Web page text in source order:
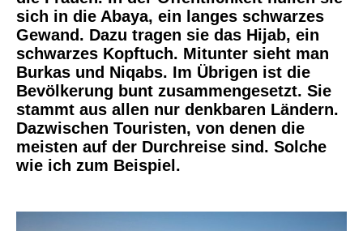
sich in die Abaya, ein langes schwarzes
Gewand. Dazu tragen sie das Hijab, ein
schwarzes Kopftuch. Mitunter sieht man
Burkas und Niqabs. Im Übrigen ist die
Bevölkerung bunt zusammengesetzt. Sie
stammt aus allen nur denkbaren Ländern.
Dazwischen Touristen, von denen die
meisten auf der Durchreise sind. Solche
wie ich zum Beispiel.